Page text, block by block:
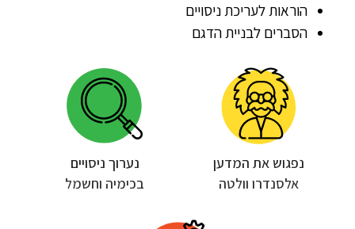
הוראות לעריכת ניסויים
הסברים לבניית הדגם
נפגוש את המדען
אלסנדרו וולטה
נערוך ניסויים
בכימיה וחשמל